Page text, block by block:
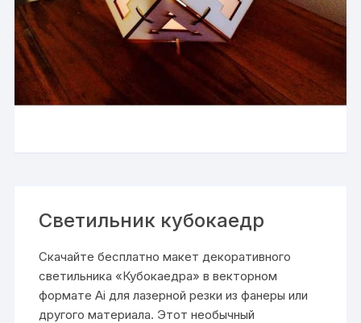
Светильник кубокаедр
Скачайте бесплатно макет декоративного
светильника «Кубокаедра» в векторном
формате Ai для лазерной резки из фанеры или
другого материала. Этот необычный